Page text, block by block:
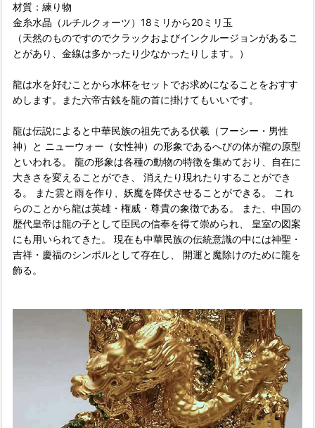
材質：練り物
金糸水晶（ルチルクォーツ）18ミリから20ミリ玉
（天然のものですのでクラックおよびインクルージョンがあるこ
とがあり、金線は多かったり少なかったりします。）
龍は水を好むことから水杯をセットでお求めになることをおすす
めします。また六帝古銭を龍の首に掛けてもいいです。
龍は伝説によると中華民族の祖先である伏羲（フーシー・男性
神）と ニューウォー（女性神）の形象であるへびの体が龍の原型
といわれる。 龍の形象は各種の動物の特徴を集めており、自在に
大きさを変えることができ、 消えたり現れたりすることができ
る。 また雲と雨を作り、妖魔を降伏させることができる。 これ
らのことから龍は英雄・権威・尊貴の象徴である。 また、中国の
歴代皇帝は龍の子として臣民の信奉を得て崇められ、 皇室の図案
にも用いられてきた。 現在も中華民族の伝統意識の中には神聖・
吉祥・慶福のシンボルとして存在し、 開運と魔除けのために龍を
飾る。